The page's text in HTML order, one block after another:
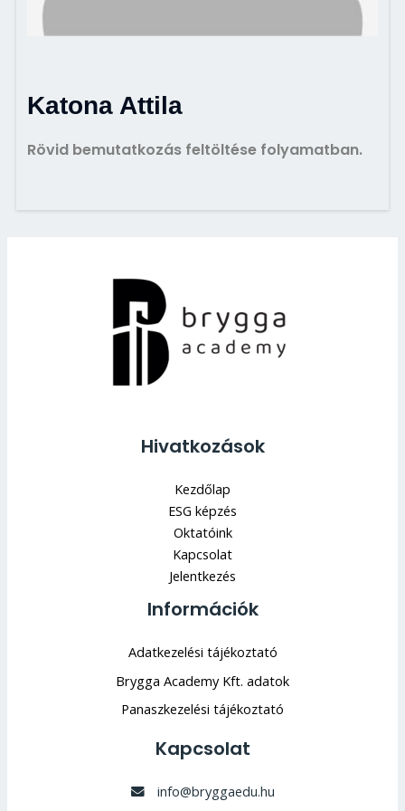
Katona Attila
Rövid bemutatkozás feltöltése folyamatban.
Hivatkozások
Kezdőlap
ESG képzés
Oktatóink
Kapcsolat
Jelentkezés
Információk
Adatkezelési tájékoztató
Brygga Academy Kft. adatok
Panaszkezelési tájékoztató
Kapcsolat
info@bryggaedu.hu